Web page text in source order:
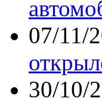
07/11/
30/10/